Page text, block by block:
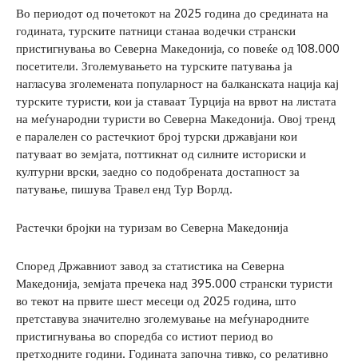
Во периодот од почетокот на 2025 година до средината на
годината, турските патници станаа водечки странски
пристигнувања во Северна Македонија, со повеќе од 108.000
посетители. Зголемувањето на турските патувања ја
нагласува зголемената популарност на балканската нација кај
турските туристи, кои ја ставаат Турција на врвот на листата
на меѓународни туристи во Северна Македонија. Овој тренд
е паралелен со растечкиот број турски државјани кои
патуваат во земјата, поттикнат од силните историски и
културни врски, заедно со подобрената достапност за
патување, пишува Травел енд Тур Ворлд.
Растечки бројки на туризам во Северна Македонија
Според Државниот завод за статистика на Северна
Македонија, земјата пречека над 395.000 странски туристи
во текот на првите шест месеци од 2025 година, што
претставува значително зголемување на меѓународните
пристигнувања во споредба со истиот период во
претходните години. Годината започна тивко, со релативно